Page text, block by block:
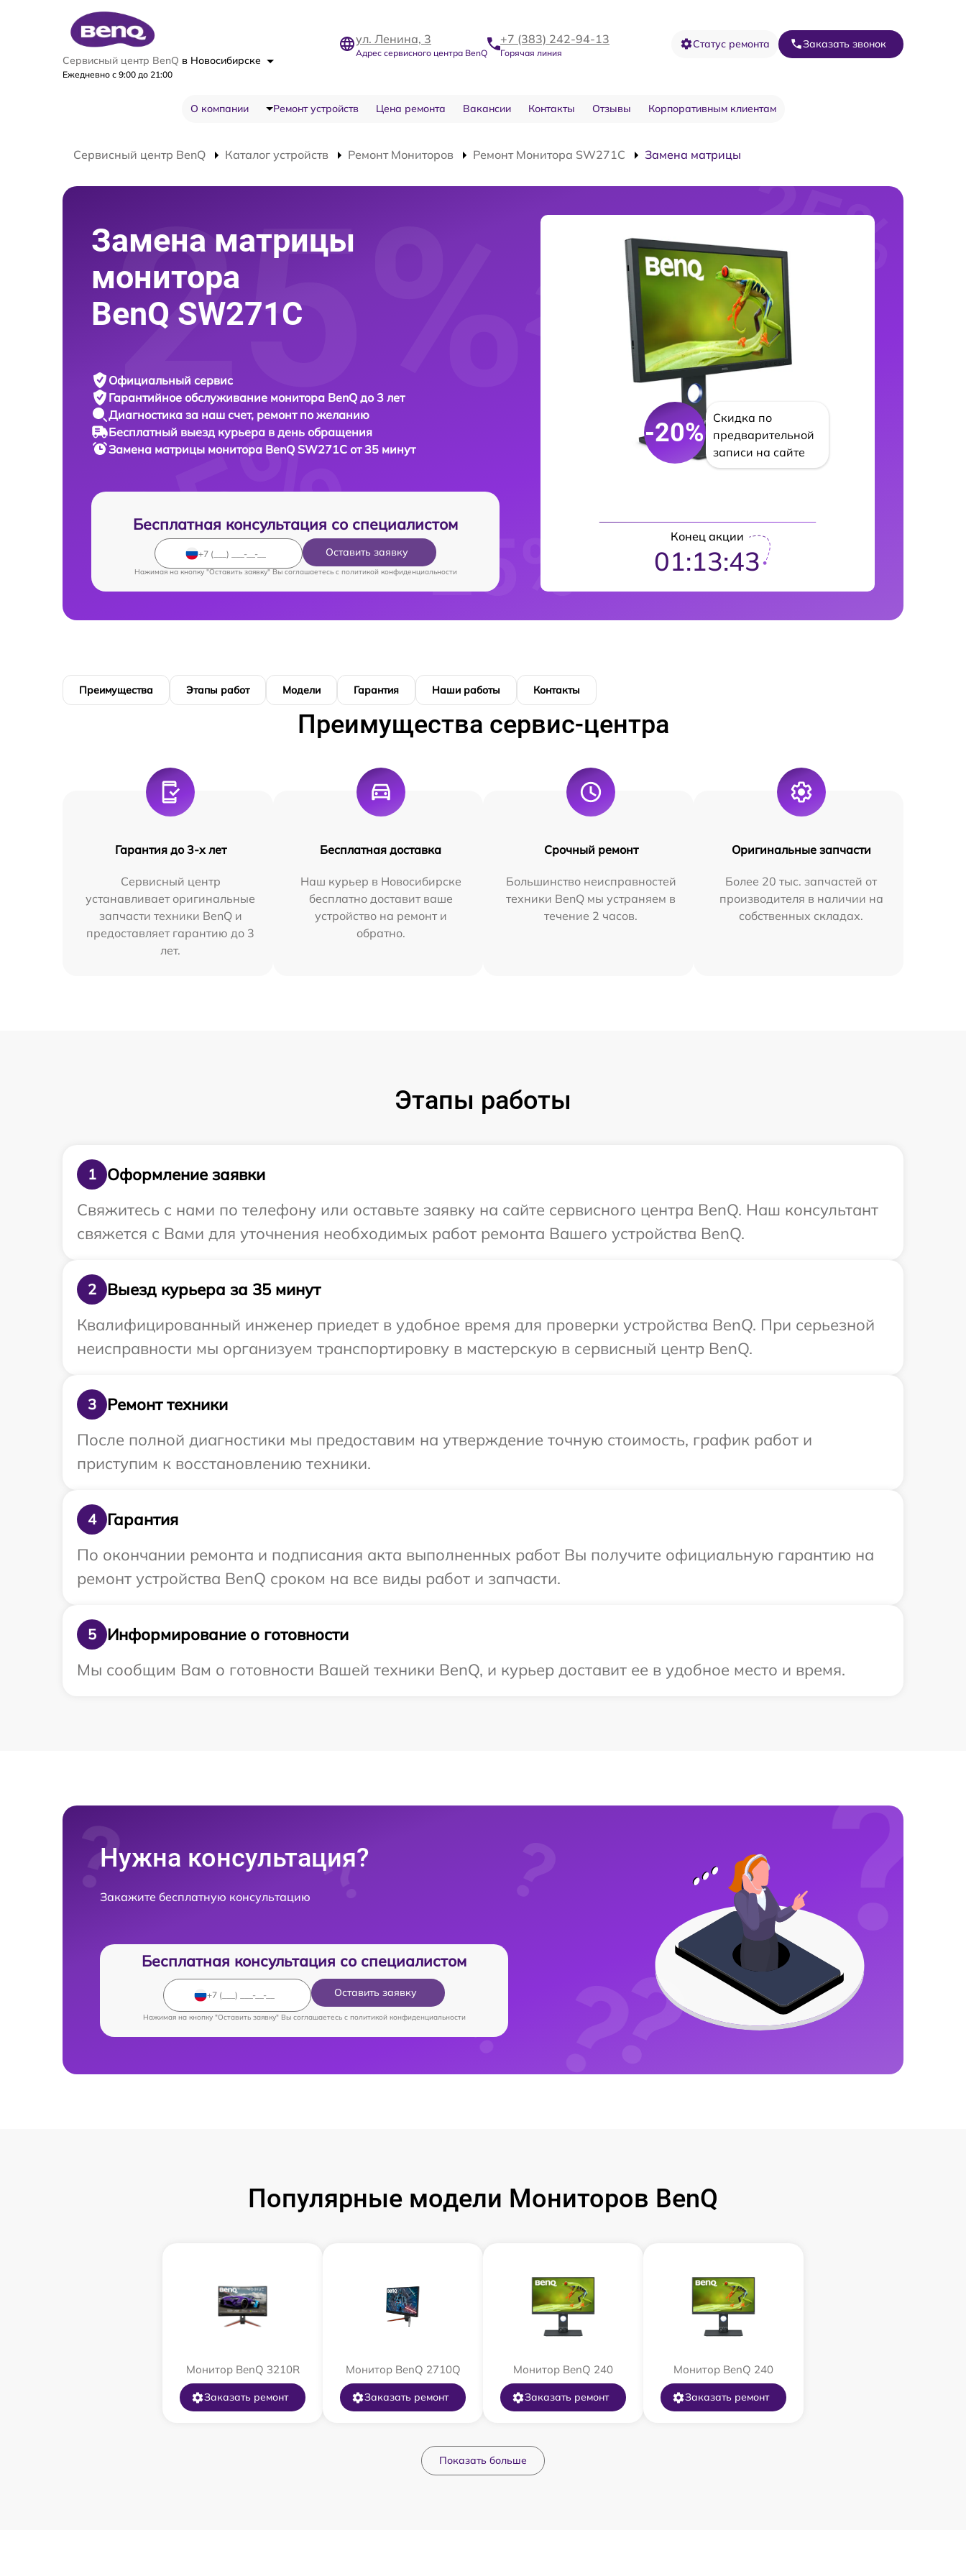
Сервисный центр BenQ в Новосибирске
Ежедневно с 9:00 до 21:00
ул. Ленина, 3
Адрес сервисного центра BenQ
+7 (383) 242-94-13
Горячая линия
Статус ремонта Заказать звонок
О компании Ремонт устройств Цена ремонта Вакансии Контакты Отзывы Корпоративным клиентам
Сервисный центр BenQ Каталог устройств Ремонт Мониторов Ремонт Монитора SW271C Замена матрицы
Замена матрицы
монитора
BenQ SW271C
Официальный сервис
Гарантийное обслуживание монитора BenQ до 3 лет
Диагностика за наш счет, ремонт по желанию
Бесплатный выезд курьера в день обращения
Замена матрицы монитора BenQ SW271C от 35 минут
Бесплатная консультация со специалистом
Оставить заявку
Нажимая на кнопку "Оставить заявку" Вы соглашаетесь c политикой конфиденциальности
-20%
Скидка по
предварительной
записи на сайте
Конец акции
01:13:42
Преимущества Этапы работ Модели Гарантия Наши работы Контакты
Преимущества сервис-центра
Гарантия до 3-х лет
Сервисный центр
устанавливает оригинальные
запчасти техники BenQ и
предоставляет гарантию до 3
лет.
Бесплатная доставка
Наш курьер в Новосибирске
бесплатно доставит ваше
устройство на ремонт и
обратно.
Срочный ремонт
Большинство неисправностей
техники BenQ мы устраняем в
течение 2 часов.
Оригинальные запчасти
Более 20 тыс. запчастей от
производителя в наличии на
собственных складах.
Этапы работы
1
Оформление заявки
Свяжитесь с нами по телефону или оставьте заявку на сайте сервисного центра BenQ. Наш консультант
свяжется с Вами для уточнения необходимых работ ремонта Вашего устройства BenQ.
2
Выезд курьера за 35 минут
Квалифицированный инженер приедет в удобное время для проверки устройства BenQ. При серьезной
неисправности мы организуем транспортировку в мастерскую в сервисный центр BenQ.
3
Ремонт техники
После полной диагностики мы предоставим на утверждение точную стоимость, график работ и
приступим к восстановлению техники.
4
Гарантия
По окончании ремонта и подписания акта выполненных работ Вы получите официальную гарантию на
ремонт устройства BenQ сроком на все виды работ и запчасти.
5
Информирование о готовности
Мы сообщим Вам о готовности Вашей техники BenQ, и курьер доставит ее в удобное место и время.
Нужна консультация?
Закажите бесплатную консультацию
Бесплатная консультация со специалистом
Оставить заявку
Нажимая на кнопку "Оставить заявку" Вы соглашаетесь c политикой конфиденциальности
Популярные модели Мониторов BenQ
Монитор BenQ 3210R
Заказать ремонт
Монитор BenQ 2710Q
Заказать ремонт
Монитор BenQ 240
Заказать ремонт
Монитор BenQ 240
Заказать ремонт
Показать больше